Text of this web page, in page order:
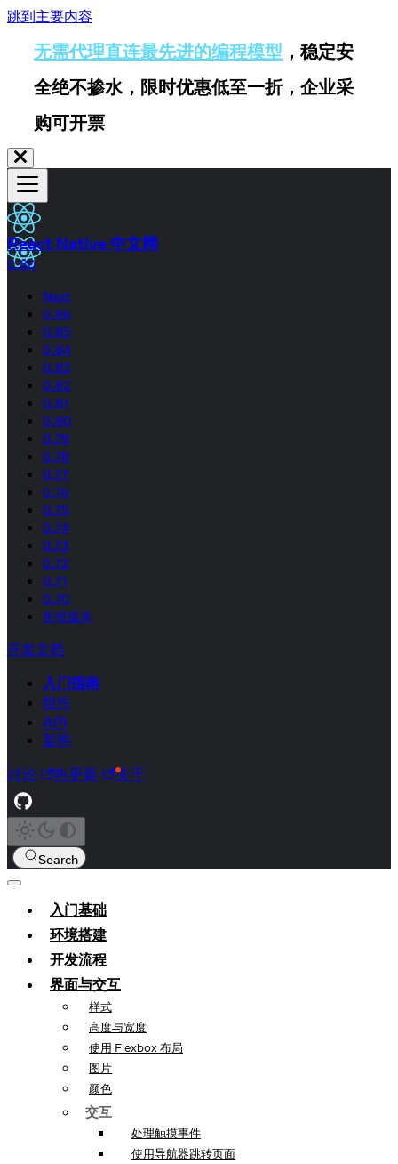
跳到主要内容
无需代理直连最先进的编程模型 ，稳定安
全绝不掺水，限时优惠低至一折，企业采
购可开票
React Native 中文网
0.80
Next
0.86
0.85
0.84
0.83
0.82
0.81
0.80
0.79
0.78
0.77
0.76
0.75
0.74
0.73
0.72
0.71
0.70
所有版本
开发文档
入门指南
组件
API
架构
讨论 热更新 关于
Search
入门基础
环境搭建
开发流程
界面与交互
样式
高度与宽度
使用 Flexbox 布局
图片
颜色
交互
处理触摸事件
使用导航器跳转页面